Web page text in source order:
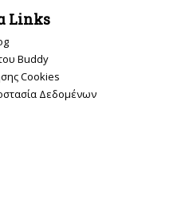
Links
Buddy
Cookies
Δεδομένων